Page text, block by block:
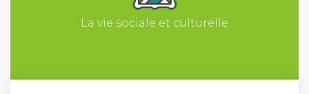
La vie sociale et culturelle